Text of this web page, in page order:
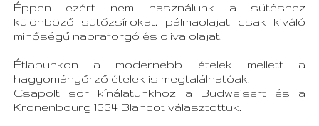
Éppen ezért nem használunk a sütéshez
különböző sütőzsírokat, pálmaolajat csak kiváló
minőségű napraforgó és oliva olajat.
Étlapunkon a modernebb ételek mellett a
hagyományőrző ételek is megtalálhatóak.
Csapolt sör kínálatunkhoz a Budweisert és a
Kronenbourg 1664 Blancot választottuk.